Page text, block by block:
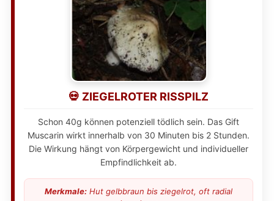
💀 ZIEGELROTER RISSPILZ
Schon 40g können potenziell tödlich sein. Das Gift
Muscarin wirkt innerhalb von 30 Minuten bis 2 Stunden.
Die Wirkung hängt von Körpergewicht und individueller
Empfindlichkeit ab.
Merkmale: Hut gelbbraun bis ziegelrot, oft radial